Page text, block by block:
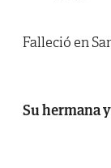
Falleció en
Su hermana